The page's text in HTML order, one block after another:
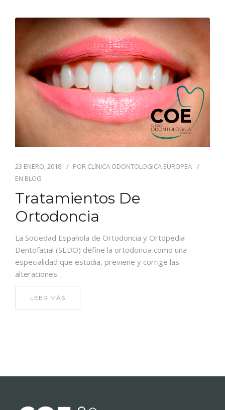
23 ENERO, 2018 POR CLÍNICA ODONTOLOGICA EUROPEA
EN BLOG
Tratamientos De
Ortodoncia
La Sociedad Española de Ortodoncia y Ortopedia
Dentofacial (SEDO) define la ortodoncia como una
especialidad que estudia, previene y corrige las
alteraciones…
LEER MÁS